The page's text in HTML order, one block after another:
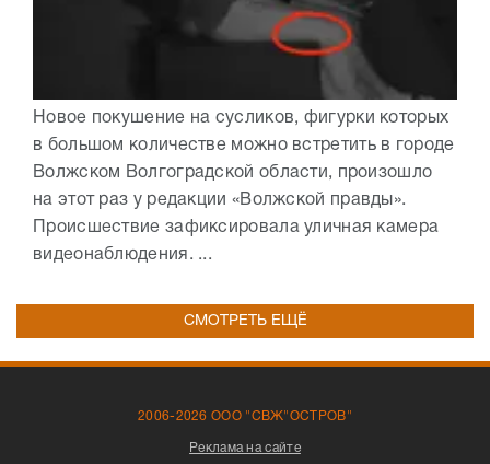
Новое покушение на сусликов, фигурки которых
в большом количестве можно встретить в городе
Волжском Волгоградской области, произошло
на этот раз у редакции «Волжской правды».
Происшествие зафиксировала уличная камера
видеонаблюдения. ...
СМОТРЕТЬ ЕЩЁ
2006-2026 ООО "СВЖ"ОСТРОВ"
Реклама на сайте